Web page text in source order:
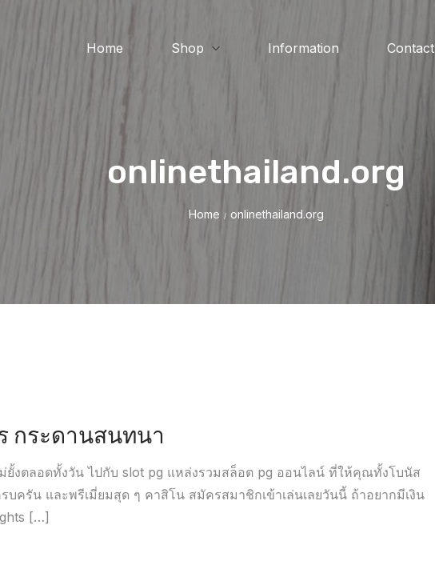
Home Shop Information Contact
onlinethailand.org
Home / onlinethailand.org
กระดานสนทนา
ม่ยั้งตลอดทั้งวัน ไปกับ slot pg แหล่งรวมสล็อต pg ออนไลน์ ที่ให้คุณทั้งโบนัส
บครัน และพรีเมี่ยมสุด ๆ คาสิโน สมัครสมาชิกเข้าเล่นเลยวันนี้ ถ้าอยากมีเงิน
[…]